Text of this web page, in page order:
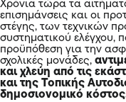
Χρόνια τώρα τα
επισημάνσεις και οι
στέγης, των τεχνικών
συστηματικού ελέγχου,
προϋπόθεση για την
σχολικές μονάδες,
και χλεύη από τις
και της Τοπικής
δημοσιονομικό